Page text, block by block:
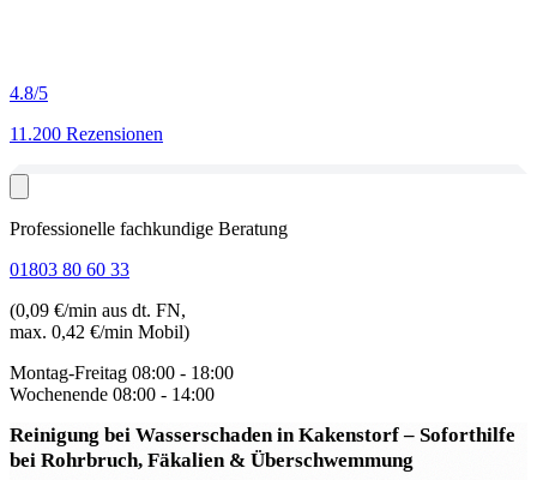
4.8/5
11.200 Rezensionen
Professionelle fachkundige Beratung
01803 80 60 33
(0,09 €/min aus dt. FN,
max. 0,42 €/min Mobil)
Montag-Freitag 08:00 - 18:00
Wochenende 08:00 - 14:00
Reinigung bei Wasserschaden in Kakenstorf– Soforthilfe
bei Rohrbruch, Fäkalien & Überschwemmung